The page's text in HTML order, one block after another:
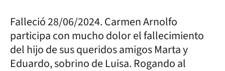
Falleció 28/06/2024. Carmen Arnolfo
participa con mucho dolor el fallecimiento
del hijo de sus queridos amigos Marta y
Eduardo, sobrino de Luisa. Rogando al